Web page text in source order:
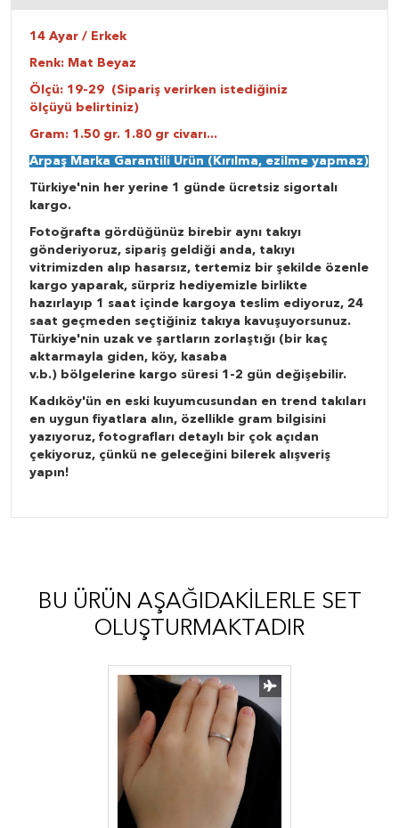
14 Ayar / Erkek
Renk: Mat Beyaz
Ölçü: 19-29 (Sipariş verirken istediğiniz
ölçüyü belirtiniz)
Gram: 1.50 gr. 1.80 gr civarı...
Arpaş Marka Garantili Ürün (Kırılma, ezilme yapmaz)
Türkiye'nin her yerine 1 günde ücretsiz sigortalı
kargo.
Fotoğrafta gördüğünüz birebir aynı takıyı
gönderiyoruz, sipariş geldiği anda, takıyı
vitrimizden alıp hasarsız, tertemiz bir şekilde özenle
kargo yaparak, sürpriz hediyemizle birlikte
hazırlayıp 1 saat içinde kargoya teslim ediyoruz, 24
saat geçmeden seçtiğiniz takıya kavuşuyorsunuz.
Türkiye'nin uzak ve şartların zorlaştığı (bir kaç
aktarmayla giden, köy, kasaba
v.b.) bölgelerine kargo süresi 1-2 gün değişebilir.
Kadıköy'ün en eski kuyumcusundan en trend takıları
en uygun fiyatlara alın, özellikle gram bilgisini
yazıyoruz, fotografları detaylı bir çok açıdan
çekiyoruz, çünkü ne geleceğini bilerek alışveriş
yapın!
BU ÜRÜN AŞAĞIDAKILERLE SET
OLUŞTURMAKTADIR